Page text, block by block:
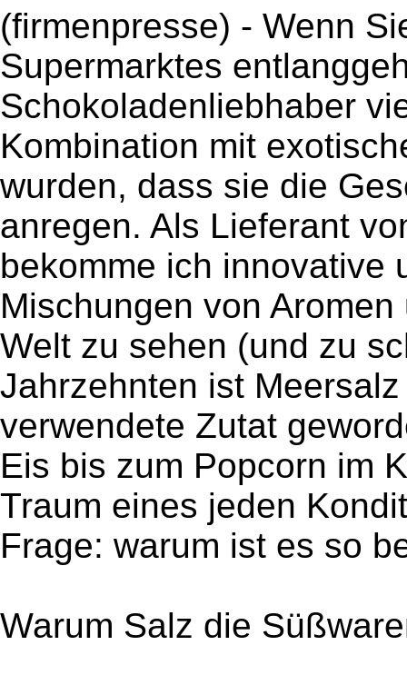
(firmenpresse) - Wenn
Supermarktes
Schokoladenliebhaber
Kombination mit
wurden, dass sie die
anregen. Als Lieferant
bekomme ich innovative
Mischungen von
Welt zu sehen (und zu
Jahrzehnten ist
verwendete Zutat
Eis bis zum Popcorn im
Traum eines jeden
Frage: warum ist es so
Warum Salz die